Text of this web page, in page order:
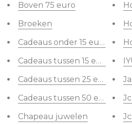
Boven 75 euro
Broeken
Cadeaus onder 15 euro
Cadeaus tussen 15 en 25
Cadeaus tussen 25 en 50
Cadeaus tussen 50 en 75
Chapeau juwelen